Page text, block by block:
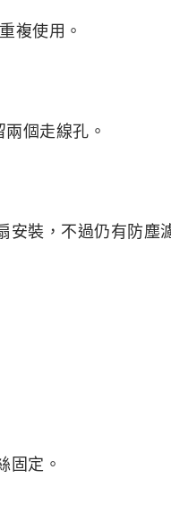
複使用。
個走線孔。
裝，不過仍有防塵
固定。